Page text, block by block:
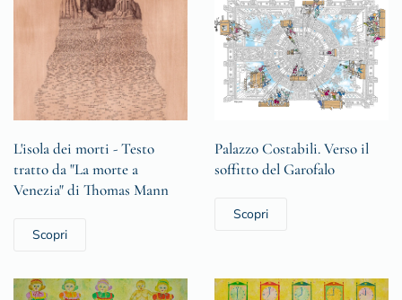
L'isola dei morti - Testo
tratto da "La morte a
Venezia" di Thomas Mann
Scopri
Palazzo Costabili. Verso il
soffitto del Garofalo
Scopri